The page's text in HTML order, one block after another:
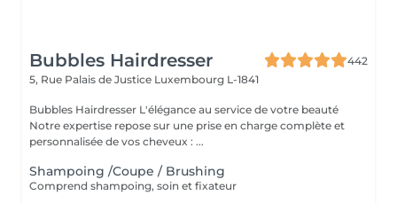
Bubbles Hairdresser
442
5, Rue Palais de Justice Luxembourg L-1841
Bubbles Hairdresser L'élégance au service de votre beauté
Notre expertise repose sur une prise en charge complète et
personnalisée de vos cheveux : ...
Shampoing /Coupe / Brushing
Comprend shampoing, soin et fixateur